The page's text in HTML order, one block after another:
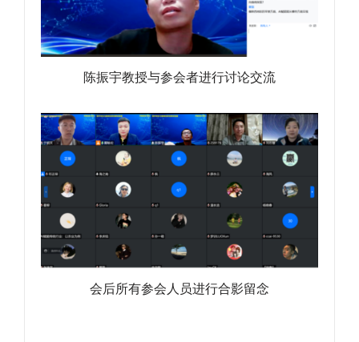
陈振宇教授与参会者进行讨论交流
会后所有参会人员进行合影留念